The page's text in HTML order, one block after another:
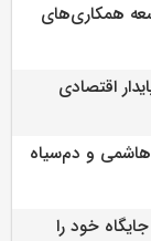
همکاری‌های
اقتصادی
هاشمی و دم‌سیاه
جایگاه خود را